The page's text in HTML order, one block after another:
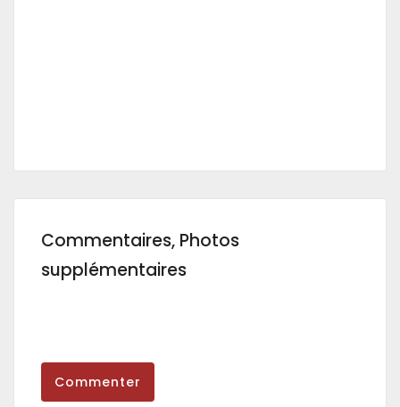
Commentaires, Photos
supplémentaires
Commenter